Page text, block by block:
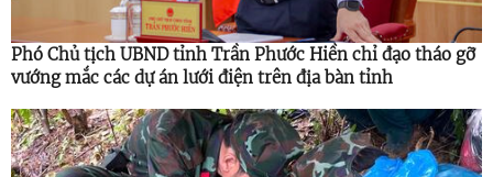
Phó Chủ tịch UBND tỉnh Trần Phước Hiền chỉ đạo tháo gỡ
vướng mắc các dự án lưới điện trên địa bàn tỉnh